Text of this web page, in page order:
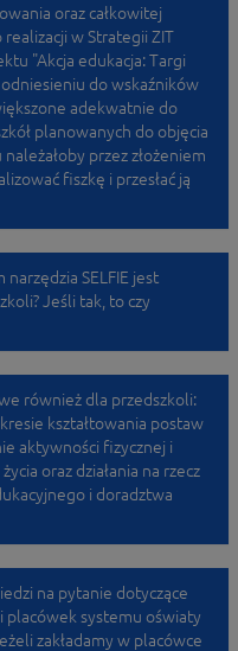
oraz całkowitej
w Strategii ZIT
"Akcja edukacja: Targi
do wskaźników
adekwatnie do
planowanych do objęcia
przez złożeniem
fiszkę i przesłać ją
SELFIE jest
Jeśli tak, to czy
również dla przedszkoli:
kształtowania postaw
aktywności fizycznej i
oraz działania na rzecz
i doradztwa
na pytanie dotyczące
placówek systemu oświaty
zakładamy w placówce